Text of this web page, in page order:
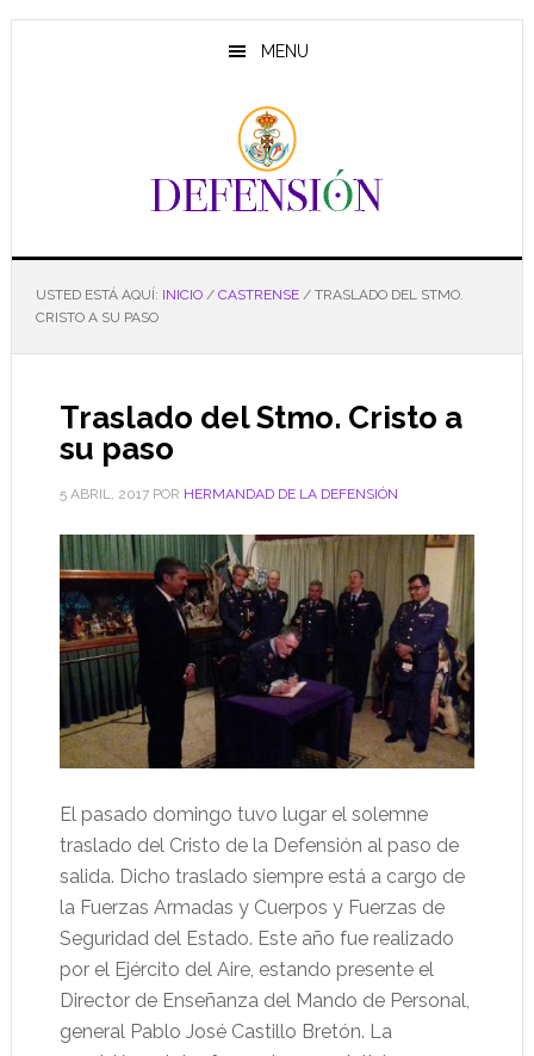
Saltar
Saltar
Saltar
MENU
USTED ESTÁ AQUÍ: INICIO / CASTRENSE /TRASLADO DEL STMO.
CRISTO A SU PASO
Traslado del Stmo. Cristo a
su paso
5 ABRIL, 2017POR HERMANDAD DE LA DEFENSIÓN
El pasado domingo tuvo lugar el solemne
traslado del Cristo de la Defensión al paso de
salida. Dicho traslado siempre está a cargo de
la Fuerzas Armadas y Cuerpos y Fuerzas de
Seguridad del Estado. Este año fue realizado
por el Ejército del Aire, estando presente el
Director de Enseñanza del Mando de Personal,
general Pablo José Castillo Bretón. La